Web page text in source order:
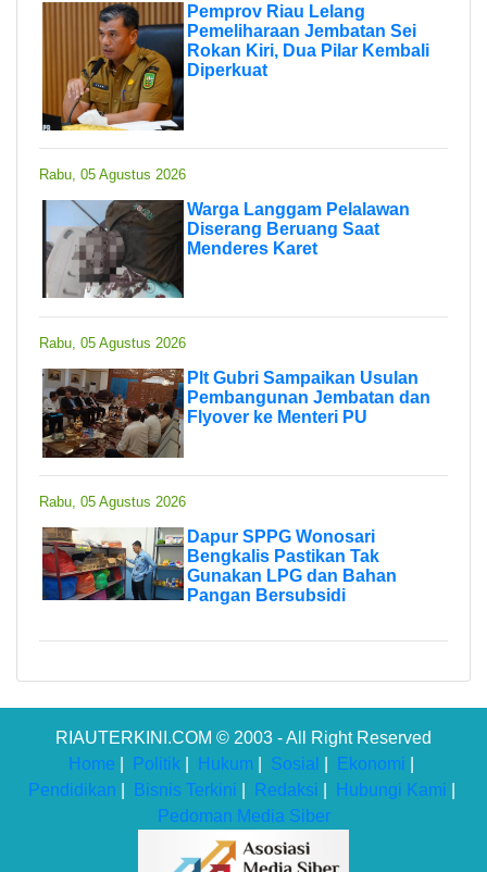
Pemprov Riau Lelang
Pemeliharaan Jembatan Sei
Rokan Kiri, Dua Pilar Kembali
Diperkuat
Rabu, 05 Agustus 2026
Warga Langgam Pelalawan
Diserang Beruang Saat
Menderes Karet
Rabu, 05 Agustus 2026
Plt Gubri Sampaikan Usulan
Pembangunan Jembatan dan
Flyover ke Menteri PU
Rabu, 05 Agustus 2026
Dapur SPPG Wonosari
Bengkalis Pastikan Tak
Gunakan LPG dan Bahan
Pangan Bersubsidi
RIAUTERKINI.COM © 2003 - All Right Reserved
Home
Politik Hukum Sosial Ekonomi
Pendidikan
Bisnis Terkini Redaksi Hubungi Kami
Pedoman Media Siber